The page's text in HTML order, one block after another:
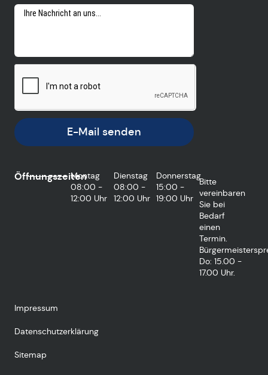
E-Mail senden
Öffnungszeiten
Montag
08:00 -
12:00 Uhr
Dienstag
08:00 -
12:00 Uhr
Donnerstag
15:00 -
19:00 Uhr
Bitte
vereinbaren
Sie bei
Bedarf
einen
Termin.
Do: 15.00 -
17.00 Uhr.
Impressum
Datenschutzerklärung
Sitemap